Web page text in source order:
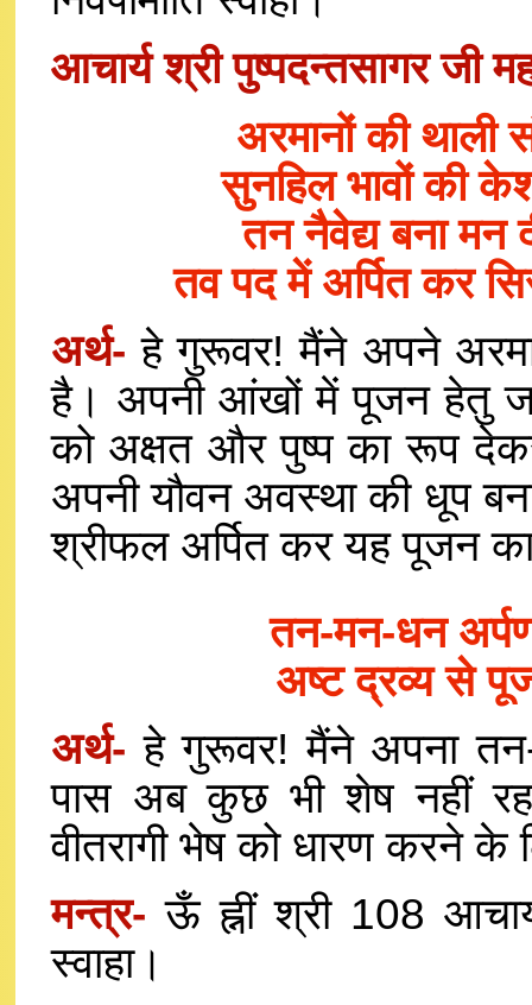
आचार्य श्री पुष्पदन्तसागर जी
अरमानों की
सुनहिल भावों की
तन नैवेद्य बना मन
तव पद में अर्पित कर
अर्थ- हे गुरूवर! मैंने अपने
है। अपनी आंखों में पूजन हेतु
को अक्षत और पुष्प का रूप
अपनी यौवन अवस्था की धूप
श्रीफल अर्पित कर यह पूजन
तन-मन-धन
अष्ट द्रव्य से
अर्थ-हे गुरूवर! मैंने अपना
पास अब कुछ भी शेष नहीं
वीतरागी भेष को धारण करने के
मन्त्र-ऊँ ह्नीं श्री 108
स्वाहा।